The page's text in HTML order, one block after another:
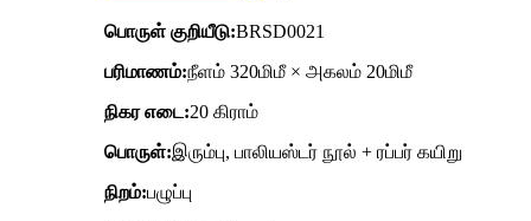
பொருள் குறியீடு:BRSD0021
பரிமாணம்:நீளம் 320மிமீ × அகலம் 20மிமீ
நிகர எடை:20 கிராம்
பொருள்:இரும்பு, பாலியஸ்டர் நூல் + ரப்பர் கயிறு
நிறம்:பழுப்பு